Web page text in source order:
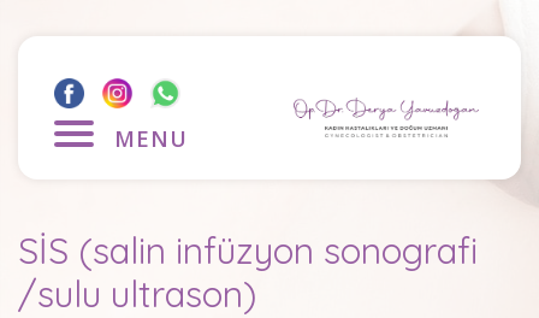
MENU
SİS (salin infüzyon sonografi
/sulu ultrason)